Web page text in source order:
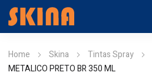
Home Skina Tintas Spray
METALICO PRETO BR 350 ML